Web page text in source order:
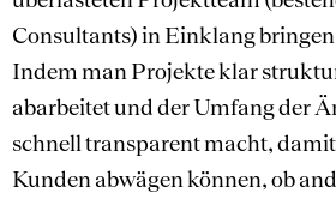
Consultants) in Einklang
Indem man Projekte klar
abarbeitet und der Umfang der
schnell transparent macht,
Kunden abwägen können, ob